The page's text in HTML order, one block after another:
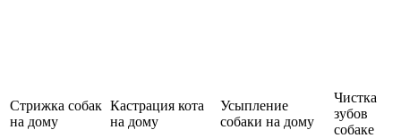
Стрижка собак
на дому
Кастрация кота
на дому
Усыпление
собаки на дому
Чистка
зубов
собаке